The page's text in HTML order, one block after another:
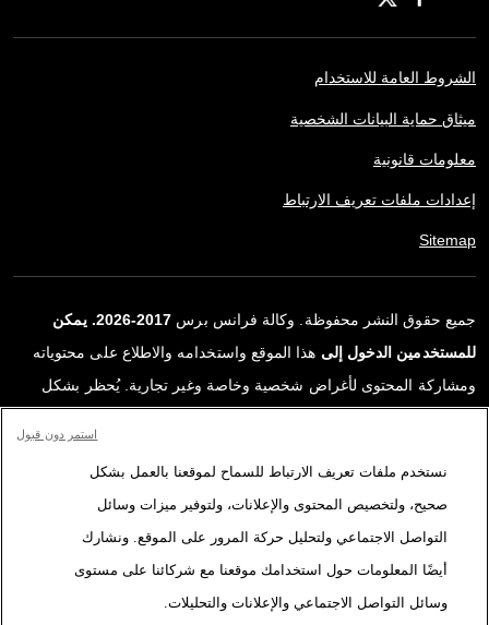
الشروط العامة للاستخدام
ميثاق حماية البيانات الشخصية
معلومات قانونية
إعدادات ملفات تعريف الارتباط
Sitemap
جميع حقوق النشر محفوظة. وكالة فرانس برس
2017-2026. يمكن
للمستخدمين الدخول إلى هذا الموقع واستخدامه والاطلاع على محتوياته
ومشاركة المحتوى لأغراض شخصية وخاصة وغير تجارية. يُحظر بشكل
ترخيص محددة موقعة مع وكالة فرانس برس. المواد والروابط الواردة في
التقارير، والتي لم تنتجها وكالة فرانس برس، مستخدمة فقط وبالقدر
اللازم كعناصر إثبات لمحتوى هذه التقارير. لم تحصل فرانس برس على أي
حقوق من المؤلفين أو مالكي حقوق النشر لهذا المحتوى ولا تتحمّل أي
مسؤوليّة في هذا الصدد. وكالة فرانس برس وشعارها علامتان تجاريتان
نستخدم ملفات تعريف الارتباط للسماح لموقعنا بالعمل بشكل
صحيح، ولتخصيص المحتوى والإعلانات، ولتوفير ميزات وسائل
التواصل الاجتماعي ولتحليل حركة المرور على الموقع. ونشارك
أيضًا المعلومات حول استخدامك موقعنا مع شركائنا على مستوى
وسائل التواصل الاجتماعي والإعلانات والتحليلات.
استمر دون قبول